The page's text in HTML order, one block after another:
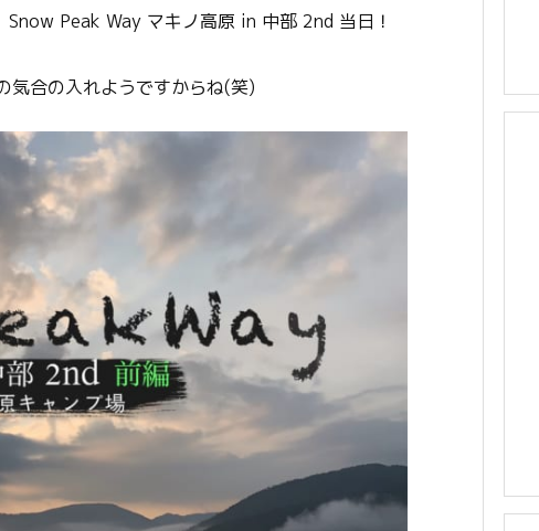
Peak Way マキノ高原 in 中部 2nd 当日！
気合の入れようですからね(笑)